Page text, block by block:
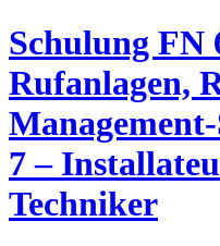
Schulung FN
Rufanlagen,
7 –
Techniker